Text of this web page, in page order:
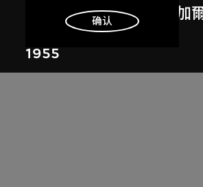
勒．柯比意於印度昌迪加
1955
明白
确认